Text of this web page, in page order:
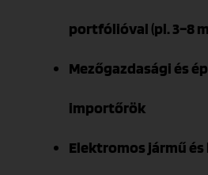
portfólióval (pl. 3–8
Mezőgazdasági és
importőrök
Elektromos jármű és